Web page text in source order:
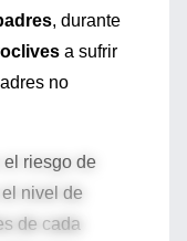
, durante
a sufrir
no
el riesgo de
nivel de
de cada